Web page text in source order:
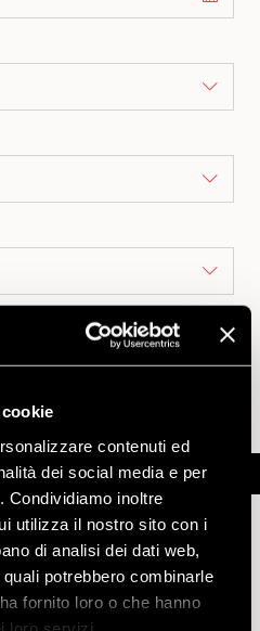
contenuti ed
dei social media e per
Condividiamo inoltre
utilizza il nostro sito con i
di analisi dei dati web,
potrebbero combinarle
fornito loro o che hanno
CHECK PRICE
Note
DHENTRY LEVEL -
5 AL